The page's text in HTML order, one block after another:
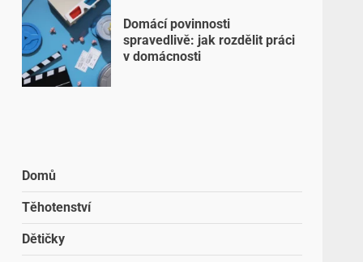
Domácí povinnosti
spravedlivě: jak rozdělit práci
v domácnosti
Domů
Těhotenství
Dětičky